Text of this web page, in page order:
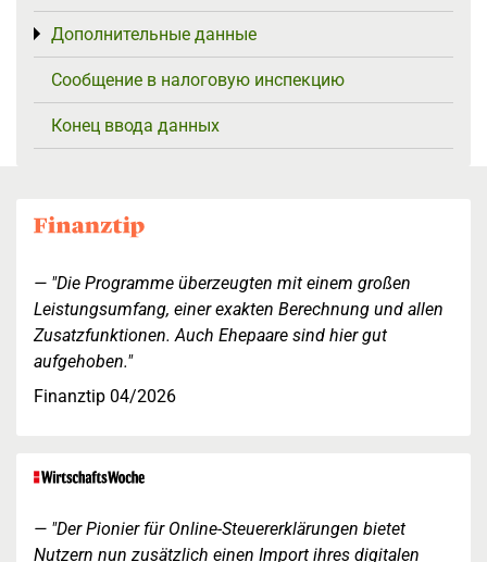
Дополнительные данные
Toggle menu
Сообщение в налоговую инспекцию
Конец ввода данных
"Die Programme überzeugten mit einem großen
Leistungsumfang, einer exakten Berechnung und allen
Zusatzfunktionen. Auch Ehepaare sind hier gut
aufgehoben."
Finanztip 04/2026
"Der Pionier für Online-Steuererklärungen bietet
Nutzern nun zusätzlich einen Import ihres digitalen